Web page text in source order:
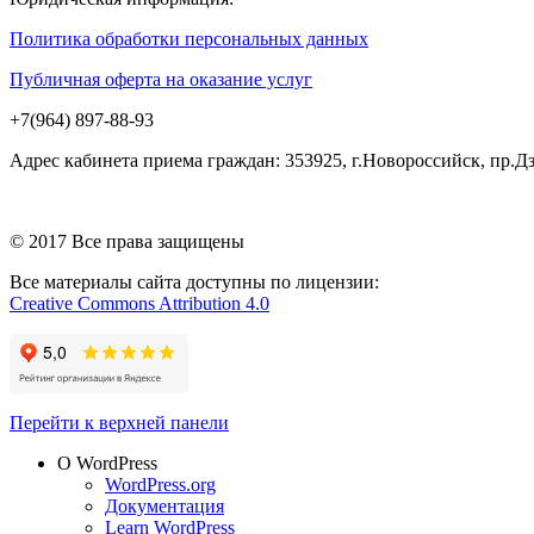
Политика обработки персональных данных
Публичная оферта на оказание услуг
+7(964) 897-88-93
Адрес кабинета приема граждан: 353925, г.Новороссийск,
© 2017 Все права защищены
Все материалы сайта доступны по лицензии:
Creative Commons Attribution 4.0
Перейти к верхней панели
О WordPress
WordPress.org
Документация
Learn WordPress